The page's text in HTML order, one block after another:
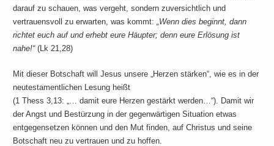
darauf zu schauen, was vergeht, sondern zuversichtlich und
vertrauensvoll zu erwarten, was kommt:„Wenn dies beginnt, dann
richtet euch auf und erhebt eure Häupter; denn eure Erlösung ist
nahe!“(Lk 21,28)
Mit dieser Botschaft will Jesus unsere „Herzen stärken“, wie es in der
neutestamentlichen Lesung heißt
(1 Thess 3,13: „… damit eure Herzen gestärkt werden…“). Damit wir
der Angst und Bestürzung in der gegenwärtigen Situation etwas
entgegensetzen können und den Mut finden, auf Christus und seine
Botschaft neu zu vertrauen und zu hoffen.